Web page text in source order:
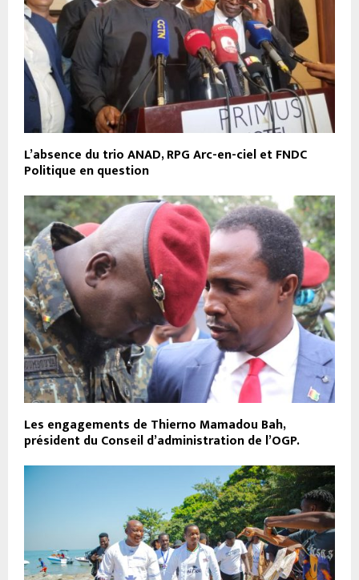
L’absence du trio ANAD, RPG Arc-en-ciel et FNDC
Politique en question
Les engagements de Thierno Mamadou Bah,
président du Conseil d’administration de l’OGP.